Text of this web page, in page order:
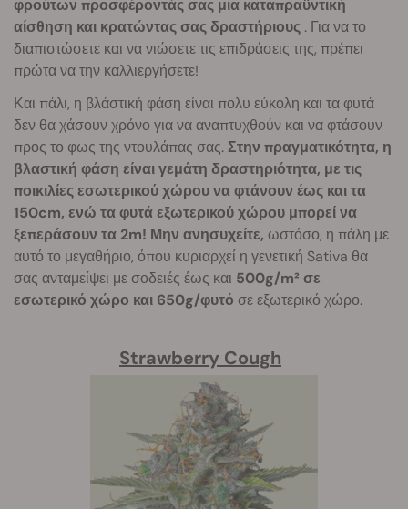
φρούτων προσφέροντάς σας μια καταπραϋντική
αίσθηση και κρατώντας σας δραστήριους . Για να το
διαπιστώσετε και να νιώσετε τις επιδράσεις της, πρέπει
πρώτα να την καλλιεργήσετε!
Και πάλι, η βλάστική φάση είναι πολυ εύκολη και τα φυτά
δεν θα χάσουν χρόνο για να αναπτυχθούν και να φτάσουν
προς το φως της ντουλάπας σας.Στην πραγματικότητα, η
βλαστική φάση είναι γεμάτη δραστηριότητα, με τις
ποικιλίες εσωτερικού χώρου να φτάνουν έως και τα
150cm, ενώ τα φυτά εξωτερικού χώρου μπορεί να
ξεπεράσουν τα 2m! Μην ανησυχείτε, ωστόσο, η πάλη με
αυτό το μεγαθήριο, όπου κυριαρχεί η γενετική Sativa θα
σας ανταμείψει με σοδειές έως και 500g/m² σε
εσωτερικό χώρο και 650g/φυτό σε εξωτερικό χώρο.
Strawberry Cough